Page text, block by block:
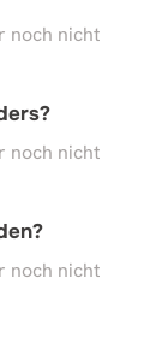
noch nicht
noch nicht
noch nicht